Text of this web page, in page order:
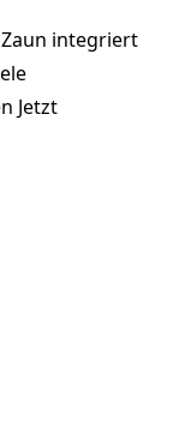
integriert
Jetzt